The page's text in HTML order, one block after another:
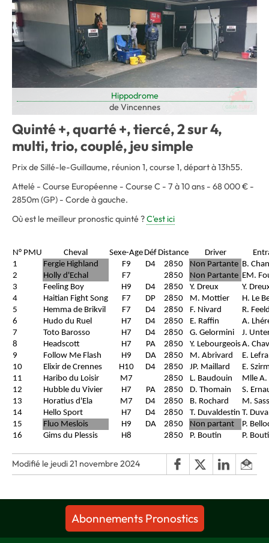
Hippodrome
de Vincennes
Quinté +, quarté +, tiercé, 2 sur 4,
multi, trio, couplé, jeu simple
Prix de Sillé-le-Guillaume, réunion 1, course 1, départ à 13h55.
Attelé - Course Européenne - Course C - 7 à 10 ans - 68 000 € -
2850m (GP) - Corde à gauche.
Où est le meilleur pronostic quinté ?C'est ici
N° PMU Cheval Sexe-Age Déf Distance Driver
1
Fergie Highland F9 D4 2850 Non Partante B.
2
Holly d'Echal F7 2850 Non Partante EM.
3
Feeling Boy H9 D4 2850 Y. Dreux
Y.
4
Haitian Fight Song F7 DP 2850 M. Mottier
H. Le
5
Hemma de Brikvil F7 D4 2850 F. Nivard
R.
6
Hudo du Ruel H7 D4 2850 E. Raffin
A.
7
Toto Barosso H7 D4 2850 G. Gelormini
J.
8
Headscott H7 PA 2850 Y. LebourgeoisA.
9
Follow Me Flash H9 DA 2850 M. Abrivard
E.
10
Elixir de Crennes H10 D4 2850 JP. Maillard
E.
11
Haribo du Loisir M7 2850 L. Baudouin
Mlle
12
Hubble du Vivier H7 PA 2850 D. Thomain
S.
13
Horatius d'Ela M7 D4 2850 B. Rochard
M.
14
Hello Sport H7 D4 2850 T. Duvaldestin T.
15
Fluo Meslois H9 DA 2850 Non partant
P.
16
Gims du Plessis H8 2850 P. Boutin P.
Modifié le jeudi 21 novembre 2024
Abonnements Pronostics